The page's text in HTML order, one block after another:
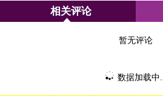
相关评论
暂无评论
数据加载中...